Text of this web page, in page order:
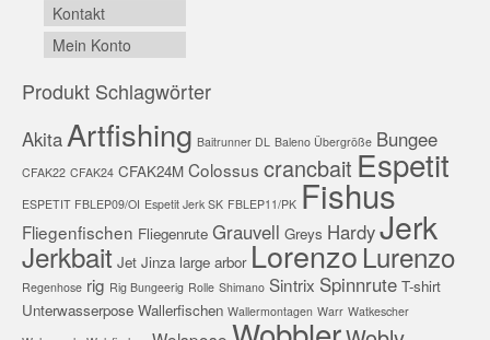
Kontakt
Mein Konto
Produkt Schlagwörter
Akita Artfishing Baitrunner DL Baleno Übergröße Bungee
CFAK22 CFAK24 CFAK24M Colossus crancbait Espetit
ESPETIT FBLEP09/OI Espetit Jerk SK FBLEP11/PK Fishus
Fliegenfischen Fliegenrute Grauvell Greys HardyJerk
Jerkbait Jet Jinza large arbor Lorenzo Lurenzo
Regenhose rig Rig Bungeerig Rolle Shimano Sintrix Spinnrute T-shirt
Unterwasserpose Wallerfischen Wallermontagen Warr Watkescher